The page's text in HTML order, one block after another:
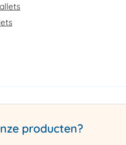
producten?